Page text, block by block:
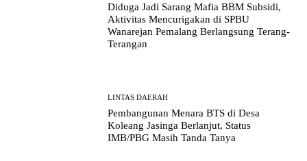
Diduga Jadi Sarang Mafia BBM Subsidi,
Aktivitas Mencurigakan di SPBU
Wanarejan Pemalang Berlangsung Terang-
Terangan
LINTAS DAERAH
Pembangunan Menara BTS di Desa
Koleang Jasinga Berlanjut, Status
IMB/PBG Masih Tanda Tanya